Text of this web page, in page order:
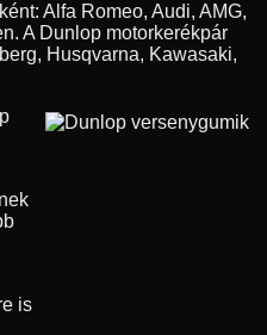
Alfa Romeo, Audi, AMG,
A Dunlop motorkerékpár
Husqvarna, Kawasaki,
is